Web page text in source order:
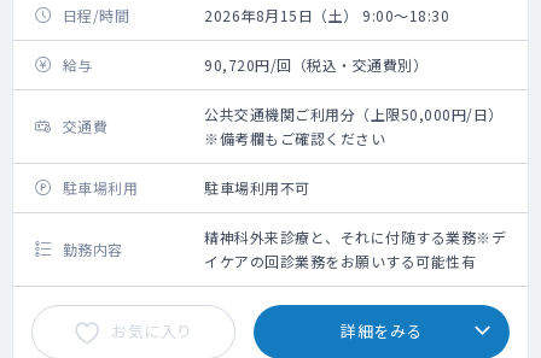
日程/時間 2026年8月15日（土） 9:00～18:30
給与 90,720円/回（税込・交通費別）
交通費
公共交通機関ご利用分（上限50,000円/日）
※備考欄もご確認ください
駐車場利用 駐車場利用不可
勤務内容
精神科外来診療と、それに付随する業務※デ
イケアの回診業務をお願いする可能性有
お気に入り 詳細をみる